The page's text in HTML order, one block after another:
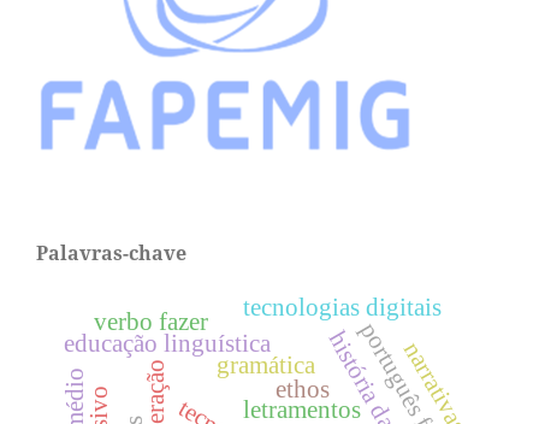
Palavras-chave
letramentos
gramática
educação linguística
tecnologias digitais
narrativas
interação
verbo fazer
ethos